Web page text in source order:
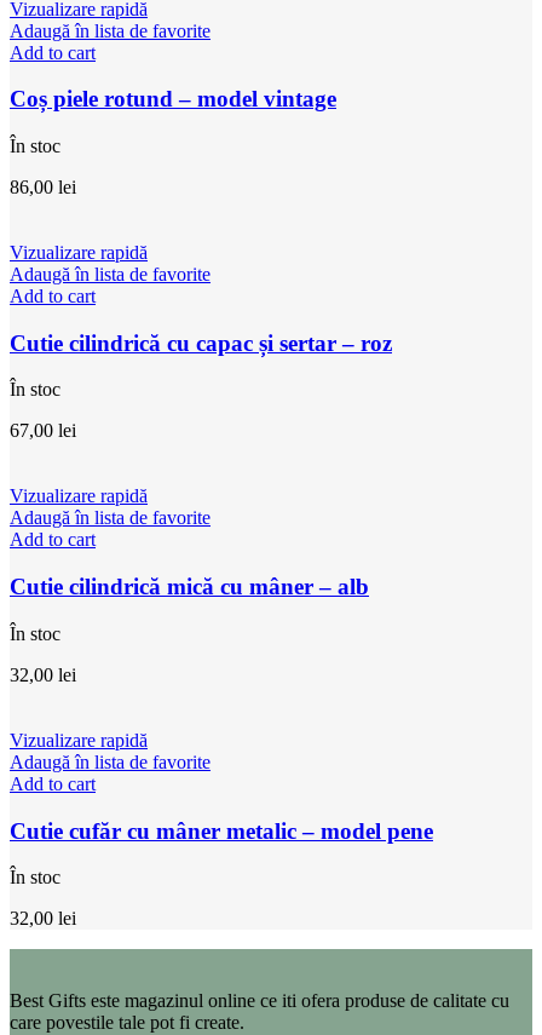
Vizualizare rapidă
Adaugă în lista de favorite
Add to cart
Coș piele rotund – model vintage
În stoc
86,00 lei
Vizualizare rapidă
Adaugă în lista de favorite
Add to cart
Cutie cilindrică cu capac și sertar – roz
În stoc
67,00 lei
Vizualizare rapidă
Adaugă în lista de favorite
Add to cart
Cutie cilindrică mică cu mâner – alb
În stoc
32,00 lei
Vizualizare rapidă
Adaugă în lista de favorite
Add to cart
Cutie cufăr cu mâner metalic – model pene
În stoc
32,00 lei
Best Gifts este magazinul online ce iti ofera produse de calitate cu
care povestile tale pot fi create.